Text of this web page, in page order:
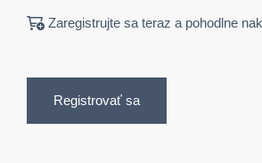
Zaregistrujte sa teraz a pohodlne
Registrovať sa